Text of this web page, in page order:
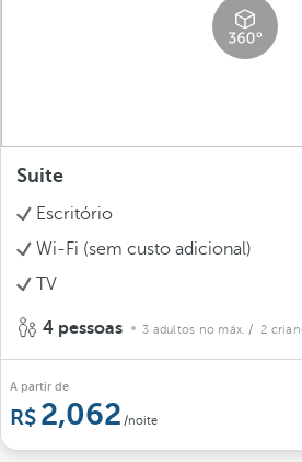
Suite
Escritório
Wi-Fi (sem custo adicional)
TV
4 pessoas 3 adultos no máx. / 2
A partir de
2,062 /noite